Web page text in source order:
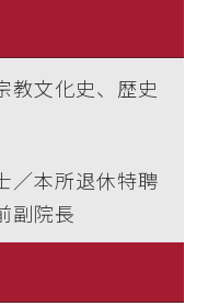
教文化史、歴史
／本所退休特聘
副院長